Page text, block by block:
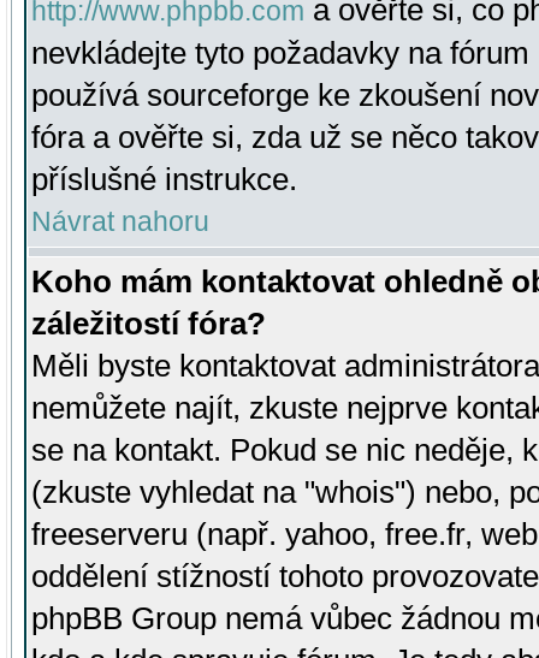
http://www.phpbb.com a ověřte si, co
nevkládejte tyto požadavky na
používá sourceforge ke zkoušení
fóra a ověřte si, zda už se něco
příslušné instrukce.
Návrat nahoru
Koho mám kontaktovat ohledně
záležitostí fóra?
Měli byste kontaktovat
nemůžete najít, zkuste nejprve
se na kontakt. Pokud se nic neděje,
(zkuste vyhledat na "whois") nebo,
freeserveru (např. yahoo, free.fr,
oddělení stížností tohoto
phpBB Group nemá vůbec žádnou